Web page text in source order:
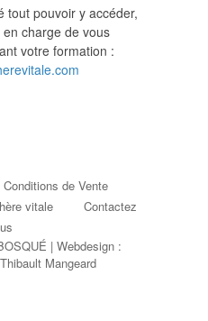
tout pouvoir y accéder,
charge de vous
votre formation :
de Vente
vitale
Contactez
| Webdesign :
Thibault Mangeard